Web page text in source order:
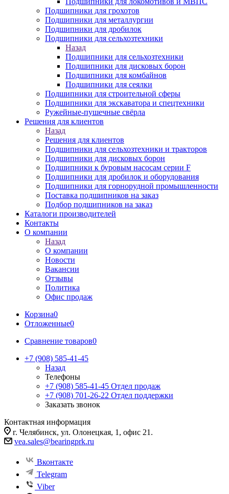
Подшипники для грохотов
Подшипники для металлургии
Подшипники для дробилок
Подшипники для сельхозтехники
Назад
Подшипники для сельхозтехники
Подшипники для дисковых борон
Подшипники для комбайнов
Подшипники для сеялки
Подшипники для строительной сферы
Подшипники для экскаватора и спецтехники
Ружейные-пушечные свёрла
Решения для клиентов
Назад
Решения для клиентов
Подшипники для сельхозтехники и тракторов
Подшипники для дисковых борон
Подшипники к буровым насосам серии F
Подшипники для дробилок и оборудования
Подшипники для горнорудной промышленности
Поставка подшипников на заказ
Подбор подшипников на заказ
Каталоги производителей
Контакты
О компании
Назад
О компании
Новости
Вакансии
Отзывы
Политика
Офис продаж
Корзина0
Отложенные0
Сравнение товаров0
+7 (908) 585-41-45
Назад
Телефоны
+7 (908) 585-41-45 Отдел продаж
+7 (908) 701-26-22 Отдел поддержки
Заказать звонок
Контактная информация
г. Челябинск, ул. Олонецкая, 1, офис 21.
vea.sales@bearingprk.ru
Вконтакте
Telegram
Viber